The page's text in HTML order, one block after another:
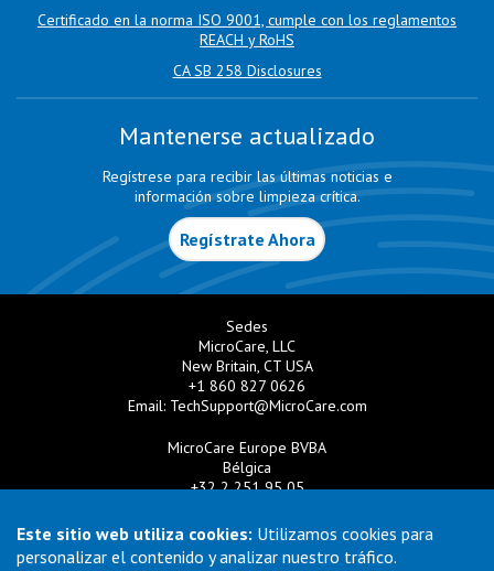
Este sitio web utiliza cookies: Utilizamos cookies para
personalizar el contenido y analizar nuestro tráfico.
Certificado en la norma ISO 9001, cumple con los reglamentos
REACH y RoHS
CA SB 258 Disclosures
Mantenerse actualizado
Regístrese para recibir las últimas noticias e
información sobre limpieza crítica.
Regístrate Ahora
Sedes
MicroCare, LLC
New Britain, CT USA
+1 860 827 0626
Email: TechSupport@MicroCare.com
MicroCare Europe BVBA
Bélgica
+32 2 251 95 05
MicroCare U.K. Ltd